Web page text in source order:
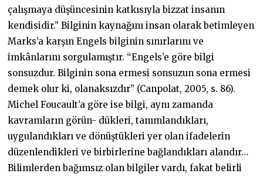
çalışmaya düşüncesinin katkısıyla bizzat insanın
kendisidir.” Bilginin kaynağını insan olarak betimleyen
Marks’a karşın Engels bilginin sınırlarını ve
imkânlarını sorgulamıştır. “Engels’e göre bilgi
sonsuzdur. Bilginin sona ermesi sonsuzun sona ermesi
demek olur ki, olanaksızdır” (Canpolat, 2005, s. 86).
Michel Foucault’a göre ise bilgi, aynı zamanda
kavramların görün- dükleri, tanımlandıkları,
uygulandıkları ve dönüştükleri yer olan ifadelerin
düzenlendikleri ve birbirlerine bağlandıkları alandır…
Bilimlerden bağımsız olan bilgiler vardı, fakat belirli